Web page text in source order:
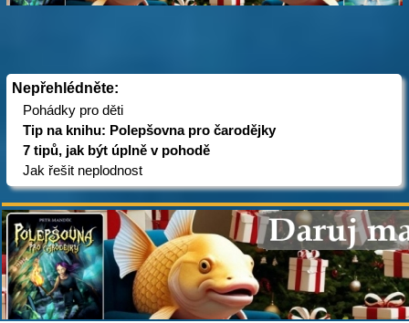
Nepřehlédněte:
Pohádky pro děti
Tip na knihu: Polepšovna pro čarodějky
7 tipů, jak být úplně v pohodě
Jak řešit neplodnost